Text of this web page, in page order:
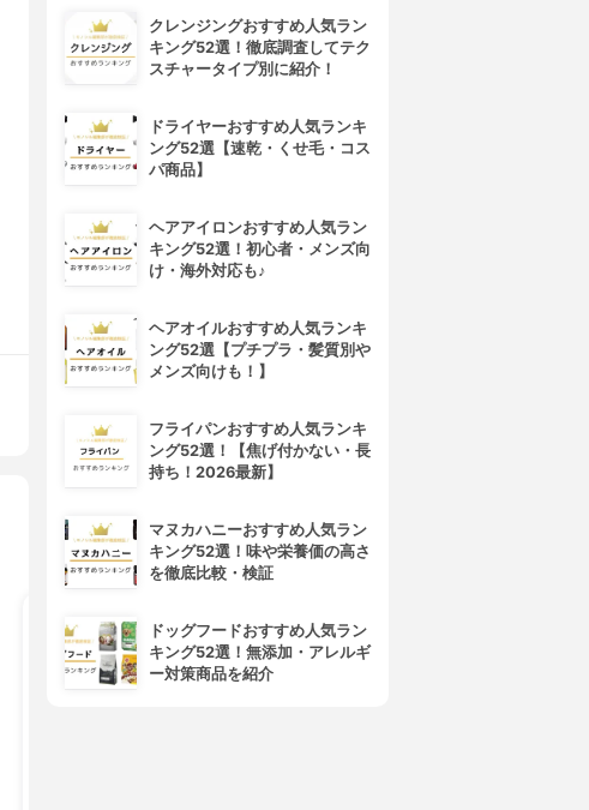
4位
クレンジングおすすめ人気ラン
キング52選！徹底調査してテク
スチャータイプ別に紹介！
ドライヤーおすすめ人気ランキ
ング52選【速乾・くせ毛・コス
パ商品】
ヘアアイロンおすすめ人気ラン
キング52選！初心者・メンズ向
け・海外対応も♪
ヘアオイルおすすめ人気ランキ
ング52選【プチプラ・髪質別や
メンズ向けも！】
フライパンおすすめ人気ランキ
ング52選！【焦げ付かない・長
持ち！2026最新】
マヌカハニーおすすめ人気ラン
キング52選！味や栄養価の高さ
を徹底比較・検証
ドッグフードおすすめ人気ラン
キング52選！無添加・アレルギ
ー対策商品を紹介